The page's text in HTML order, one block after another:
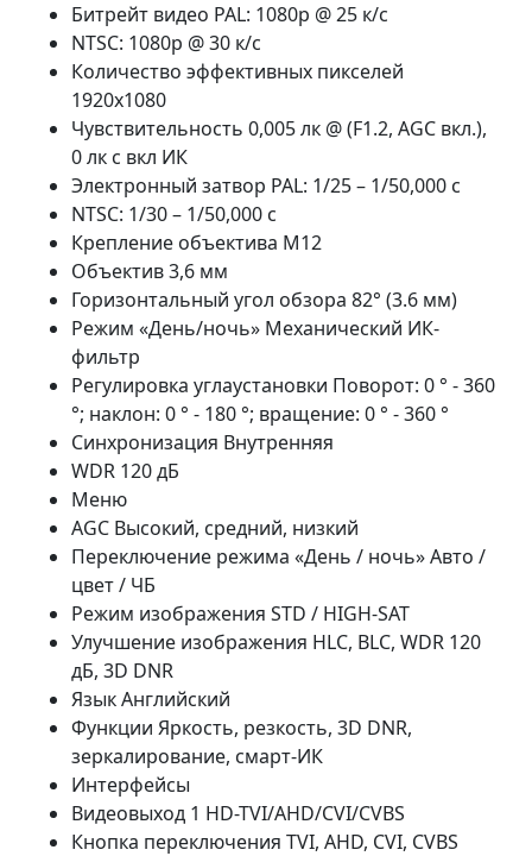
Битрейт видео PAL: 1080p @ 25 к/с
NTSC: 1080p @ 30 к/с
Количество эффективных пикселей
1920х1080
Чувствительность 0,005 лк @ (F1.2, AGC вкл.),
0 лк с вкл ИК
Электронный затвор PAL: 1/25 – 1/50,000 с
NTSC: 1/30 – 1/50,000 с
Крепление объектива М12
Объектив 3,6 мм
Горизонтальный угол обзора 82° (3.6 мм)
Режим «День/ночь» Механический ИК-
фильтр
Регулировка углаустановки Поворот: 0 ° - 360
°; наклон: 0 ° - 180 °; вращение: 0 ° - 360 °
Синхронизация Внутренняя
WDR 120 дБ
Меню
AGC Высокий, средний, низкий
Переключение режима «День / ночь» Авто /
цвет / ЧБ
Режим изображения STD / HIGH-SAT
Улучшение изображения HLC, BLC, WDR 120
дБ, 3D DNR
Язык Английский
Функции Яркость, резкость, 3D DNR,
зеркалирование, смарт-ИК
Интерфейсы
Видеовыход 1 HD-TVI/AHD/CVI/CVBS
Кнопка переключения TVI, AHD, CVI, CVBS